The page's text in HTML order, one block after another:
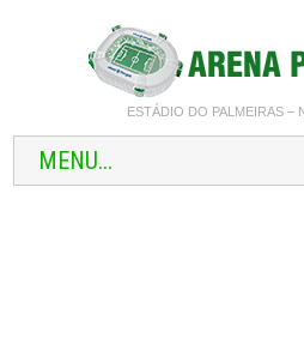
ESTÁDIO DO PALMEIRAS –
MENU...